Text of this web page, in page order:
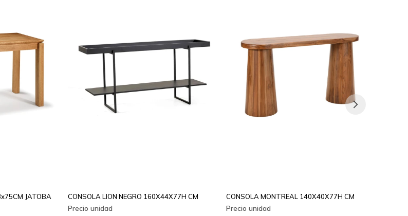
JATOBA CONSOLA LION NEGRO 160X44X77H CM CONSOLA MONTREAL 140X40X77H CM